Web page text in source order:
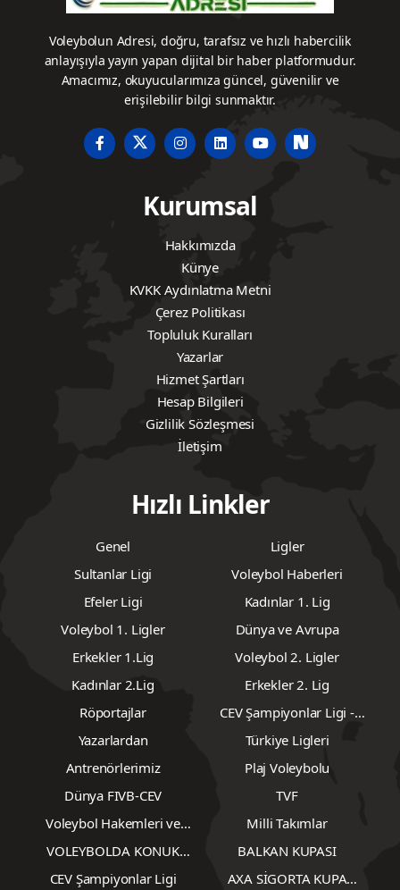
Voleybolun Adresi, doğru, tarafsız ve hızlı habercilik
anlayışıyla yayın yapan dijital bir haber platformudur.
Amacımız, okuyucularımıza güncel, güvenilir ve
erişilebilir bilgi sunmaktır.
Kurumsal
Hakkımızda
Künye
KVKK Aydınlatma Metni
Topluluk Kuralları
Yazarlar
Gizlilik Sözleşmesi
Hızlı Linkler
Genel
Ligler
Sultanlar Ligi
Voleybol Haberleri
Efeler Ligi
Kadınlar 1. Lig
Voleybol 1. Ligler
Dünya ve Avrupa
Erkekler 1.Lig
Voleybol 2. Ligler
Kadınlar 2.Lig
Erkekler 2. Lig
Röportajlar
CEV Şampiyonlar Ligi -